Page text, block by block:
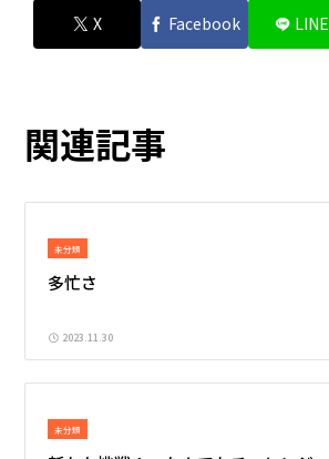
X Facebook LINE
関連記事
未分類
多忙さ
2023.11.30
未分類